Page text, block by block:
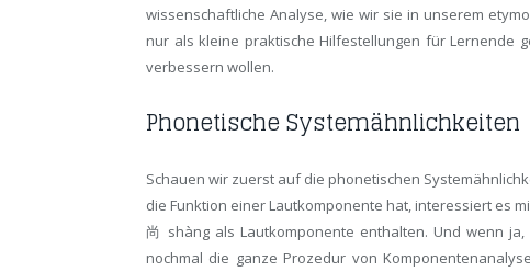
wissenschaftliche Analyse, wie wir sie in unserem
nur als kleine praktische Hilfestellungen für Lernende
verbessern wollen.
Phonetische Systemähnlichkeiten
Schauen wir zuerst auf die phonetischen
die Funktion einer Lautkomponente hat, interessiert es
尚 shàng als Lautkomponente enthalten. Und wenn
nochmal die ganze Prozedur von